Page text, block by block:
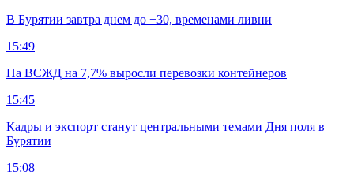
В Бурятии завтра днем до +30, временами ливни
15:49
На ВСЖД на 7,7% выросли перевозки контейнеров
15:45
Кадры и экспорт станут центральными темами Дня поля в
Бурятии
15:08